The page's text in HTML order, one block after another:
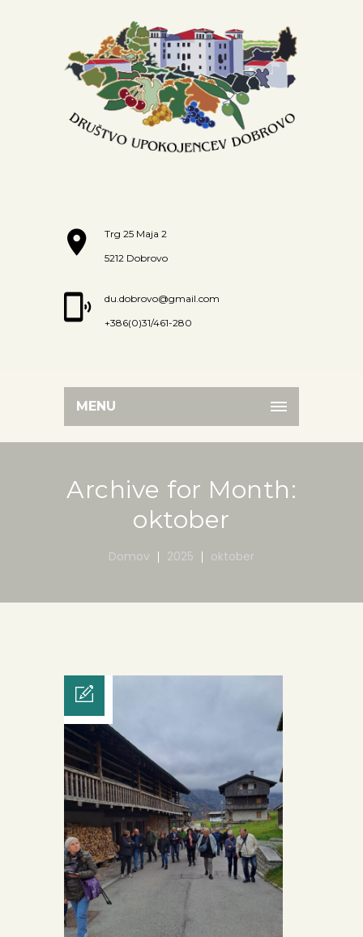
Trg 25 Maja 2
5212 Dobrovo
du.dobrovo@gmail.com
+386(0)31/461-280
MENU
Archive for Month:
oktober
Domov 2025 oktober